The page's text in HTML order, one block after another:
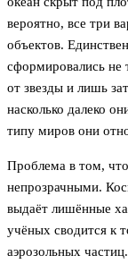
вероятно, все три
объектов.
сформировались не
от звезды и лишь
насколько далеко
типу миров они
Проблема в том,
непрозрачными.
выдаёт лишённые
учёных сводится к
аэрозольных